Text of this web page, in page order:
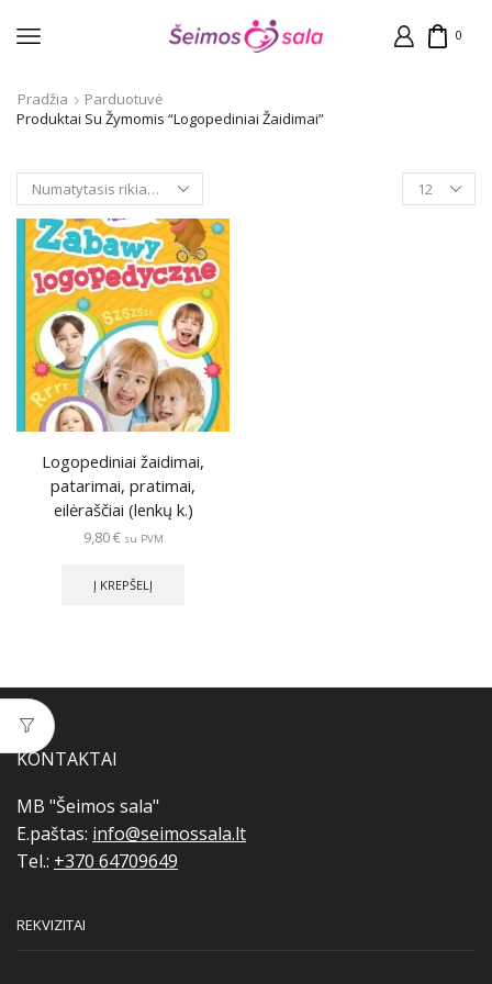
0
Pradžia
Parduotuvė
Produktai Su Žymomis “Logopediniai Žaidimai”
Products
per
Logopediniai žaidimai,
patarimai, pratimai,
eilėraščiai (lenkų k.)
9,80€ su PVM
Į KREPŠELĮ
KONTAKTAI
MB "Šeimos sala"
E.paštas: info@seimossala.lt
Tel.: +370 64709649
REKVIZITAI